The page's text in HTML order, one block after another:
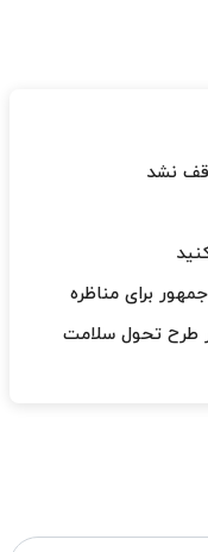
نشد
برای مناظره
طرح تحول سلامت